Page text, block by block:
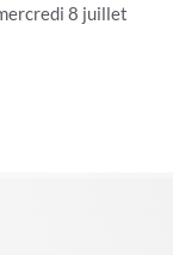
8 juillet